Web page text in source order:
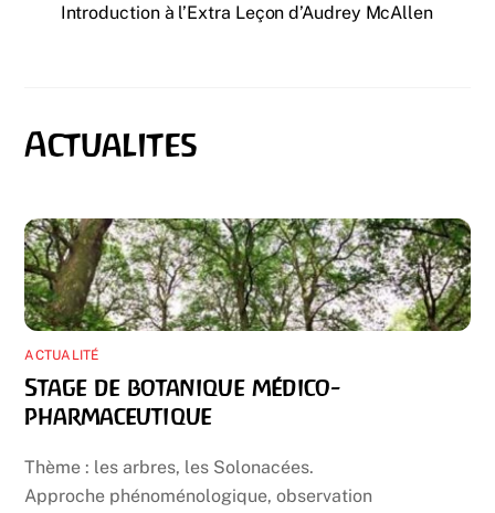
Introduction à l’Extra Leçon d’Audrey McAllen
ACTUALITÉ
Stage de botanique médico-
pharmaceutique
Thème : les arbres, les Solonacées.
Approche phénoménologique, observation